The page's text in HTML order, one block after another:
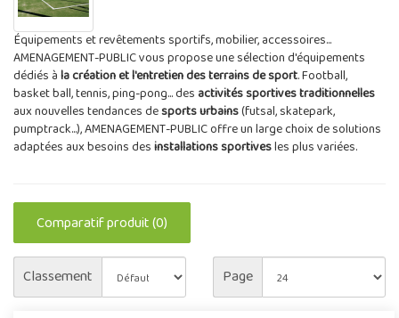
Équipements et revêtements sportifs, mobilier, accessoires...
AMENAGEMENT-PUBLIC vous propose une sélection d'équipements
dédiés àla création et l'entretien des terrains de sport. Football,
basket ball, tennis, ping-pong... des activités sportives traditionnelles
aux nouvelles tendances desports urbains(futsal, skatepark,
pumptrack...), AMENAGEMENT-PUBLIC offre un large choix de solutions
adaptées aux besoins desinstallations sportivesles plus variées.
Comparatif produit (0)
Classement Page